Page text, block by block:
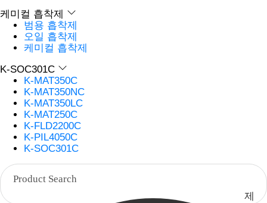
케미컬 흡착제
범용 흡착제
오일 흡착제
케미컬 흡착제
K-SOC301C
K-MAT350C
K-MAT350NC
K-MAT350LC
K-MAT250C
K-FLD2200C
K-PIL4050C
K-SOC301C
제